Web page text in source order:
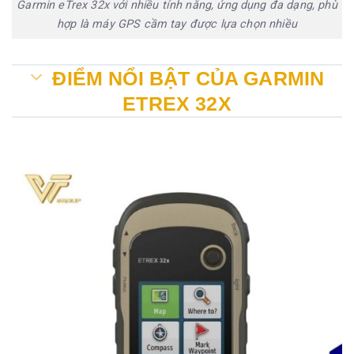
Garmin eTrex 32x với nhiều tính năng, ứng dụng đa dạng, phù
hợp là máy GPS cầm tay được lựa chọn nhiều
ĐIỂM NỔI BẬT CỦA GARMIN
ETREX 32X